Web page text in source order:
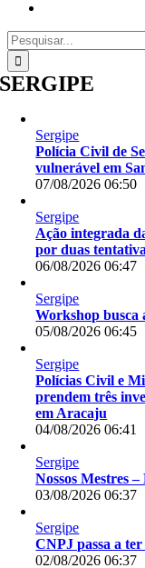
Buscar
resultados
para:
SERGIPE
Sergipe
Polícia Civil de
vulnerável em
07/08/2026 06:50
Sergipe
Ação integrada
por duas
06/08/2026 06:47
Sergipe
Workshop busca
05/08/2026 06:45
Sergipe
Polícias Civil e
prendem três
em Aracaju
04/08/2026 06:41
Sergipe
Nossos Mestres
03/08/2026 06:37
Sergipe
CNPJ passa a
02/08/2026 06:37